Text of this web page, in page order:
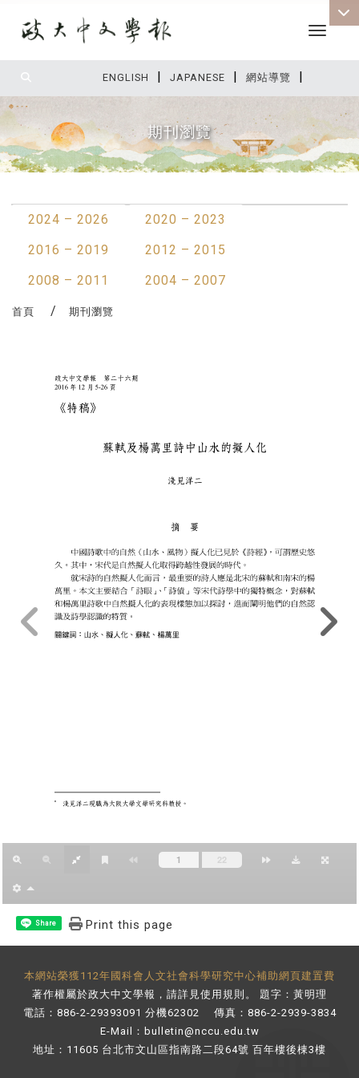
ENGLISH | JAPANESE | 網站導覽 |
Toggle
期刊瀏覽
2024 – 2026
2020 – 2023
2016 – 2019
2012 – 2015
2008 – 2011
2004 – 2007
首頁 期刊瀏覽
Share Print this page
本網站榮獲112年國科會人文社會科學研究中心補助網頁建置費
著作權屬於政大中文學報，請詳見使用規則 。 題字：黃明理
電話：886-2-29393091 分機62302 傳真：886-2-2939-3834
E-Mail： bulletin@nccu.edu.tw
地址：11605 台北市文山區指南路二段64號 百年樓後棟3樓